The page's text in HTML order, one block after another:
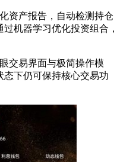
资产报告，自动检测持仓
机器学习优化投资组合，
交易界面与极简操作模
下仍可保持核心交易功